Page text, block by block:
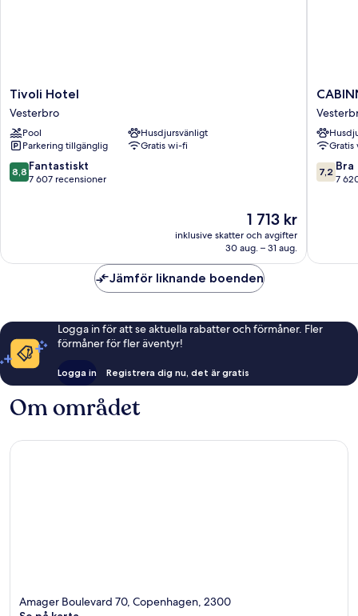
Tivoli
Hotel
Vesterbro
Tivoli Hotel
Vesterbro
Pool
Husdjursvänligt
Parkering tillgänglig
Gratis wi-fi
8.8
av
8,8 Fantastiskt
7 607 recensioner
Priset
1 713 kr
1 713 kr
inklusive skatter och avgifter
30 aug. – 31 aug.
CABINN
7.2
av
7,2 Bra
7
Jämför liknande boenden
Logga in för att se aktuella rabatter och förmåner. Fler
förmåner för fler äventyr!
Logga in Registrera dig nu, det är gratis
Om området
Amager Boulevard 70, Copenhagen, 2300